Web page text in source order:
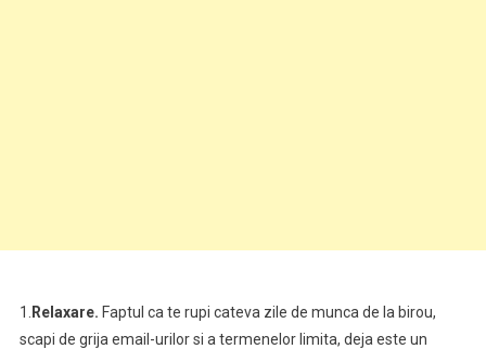
1. Relaxare. Faptul ca te rupi cateva zile de munca de la birou,
scapi de grija email-urilor si a termenelor limita, deja este un